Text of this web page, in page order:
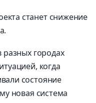
станет снижение
разных городах
когда
состояние
новая система